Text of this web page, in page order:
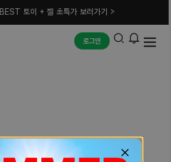
BEST 토이 + 젤 초특가 보러가기 >
로그인